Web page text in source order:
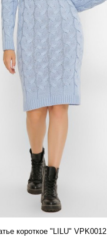
короткое "LILU" VPK0012